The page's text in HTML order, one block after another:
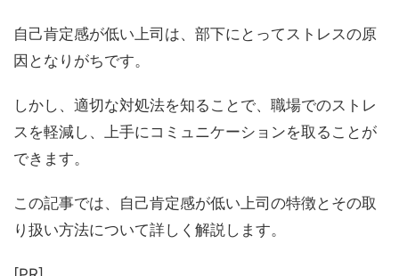
自己肯定感が低い上司は、部下にとってストレスの原
因となりがちです。
しかし、適切な対処法を知ることで、職場でのストレ
スを軽減し、上手にコミュニケーションを取ることが
できます。
この記事では、自己肯定感が低い上司の特徴とその取
り扱い方法について詳しく解説します。